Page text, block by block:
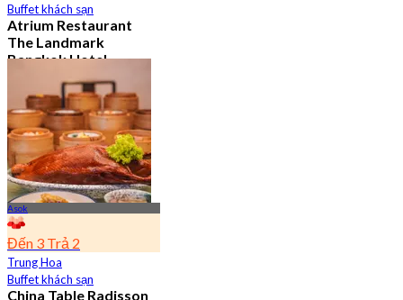
Buffet khách sạn
Atrium Restaurant
The Landmark
Bangkok Hotel
10.7K Đã đặt chỗ
Từ฿ 495
Asok
Đến 3 Trả 2
Trung Hoa
Buffet khách sạn
China Table Radisson